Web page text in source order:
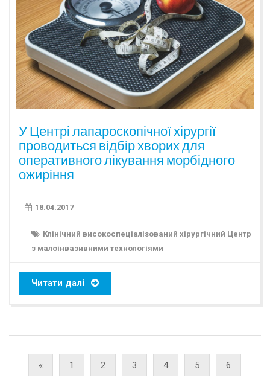
У Центрі лапароскопічної хірургії
проводиться відбір хворих для
оперативного лікування морбідного
ожиріння
18.04.2017
Клінічний високоспеціалізований хірургічний Центр
з малоінвазивними технологіями
Читати далі
« 1 2 3 4 5 6